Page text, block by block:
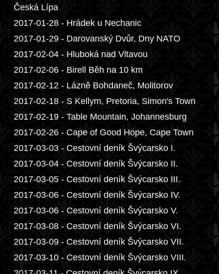
Česká Lípa
2017-01-28 - Hrádek u Nechanic
2017-01-29 - Darovanský Dvůr, Dny NATO
2017-02-04 - Hluboká nad Vltavou
2017-02-06 - Birell Běh na 10 km
2017-02-12 - Lázně Bohdaneč, Molitorov
2017-02-18 - S Kellym, Pretoria, Simon's Town
2017-02-19 - Table Mountain, Johannesburg
2017-02-26 - Cape of Good Hope, Cape Town
2017-03-03 - Cestovní deník Švýcarsko I.
2017-03-04 - Cestovní deník Švýcarsko II.
2017-03-05 - Cestovní deník Švýcarsko III.
2017-03-06 - Cestovní deník Švýcarsko IV.
2017-03-06 - Cestovní deník Švýcarsko V.
2017-03-08 - Cestovní deník Švýcarsko VI.
2017-03-09 - Cestovní deník Švýcarsko VII.
2017-03-10 - Cestovní deník Švýcarsko VIII.